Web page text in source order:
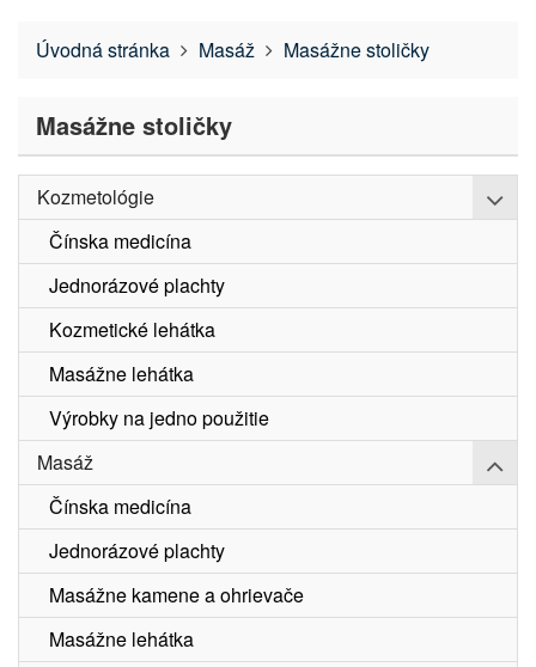
Úvodná stránka Masáž Masážne stoličky
Masážne stoličky
Kozmetológie
Čínska medicína
Jednorázové plachty
Kozmetické lehátka
Masážne lehátka
Výrobky na jedno použitie
Masáž
Čínska medicína
Jednorázové plachty
Masážne kamene a ohrievače
Masážne lehátka